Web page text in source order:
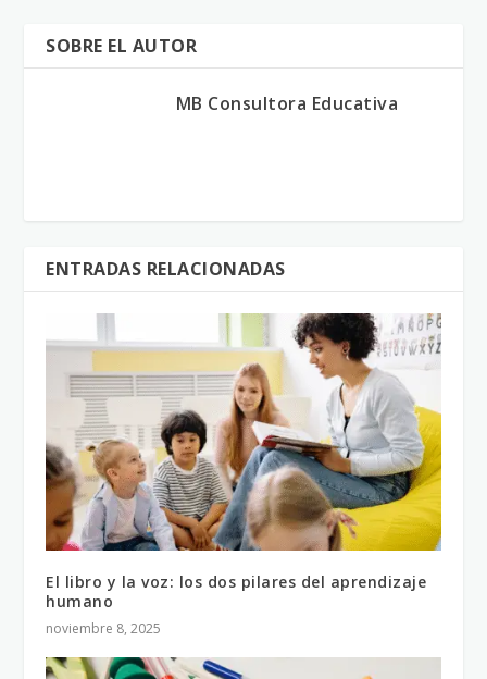
SOBRE EL AUTOR
MB Consultora Educativa
ENTRADAS RELACIONADAS
El libro y la voz: los dos pilares del aprendizaje
humano
noviembre 8, 2025